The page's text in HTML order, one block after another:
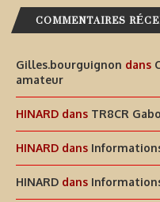
COMMENTAIRES
Gilles.bourguignon dans
amateur
HINARD dans TR8CR
HINARD dans
HINARD dans